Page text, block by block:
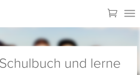
und lerne